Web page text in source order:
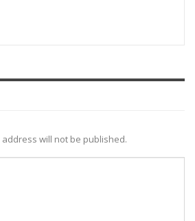
address will not be published.